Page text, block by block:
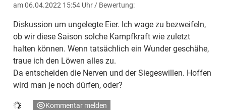
am 06.04.2022 15:54 Uhr / Bewertung:
Diskussion um ungelegte Eier. Ich wage zu bezweifeln,
ob wir diese Saison solche Kampfkraft wie zuletzt
halten können. Wenn tatsächlich ein Wunder geschähe,
traue ich den Löwen alles zu.
Da entscheiden die Nerven und der Siegeswillen. Hoffen
wird man je noch dürfen, oder?
Kommentar melden